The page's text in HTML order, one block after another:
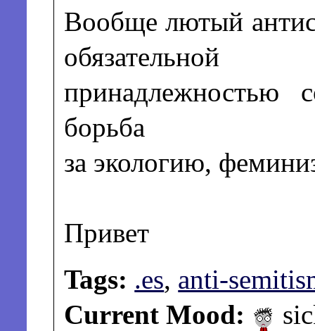
Вообще лютый
обязательной
принадлежностью
борьба
за экологию,
Привет
Tags: .es, anti-
Current Mood: